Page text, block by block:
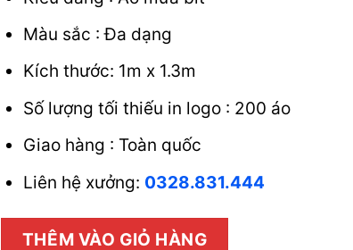
Màu sắc : Đa dạng
Kích thước: 1m x 1.3m
Số lượng tối thiếu in logo : 200 áo
Giao hàng : Toàn quốc
Liên hệ xưởng: 0328.831.444
THÊM VÀO GIỎ HÀNG